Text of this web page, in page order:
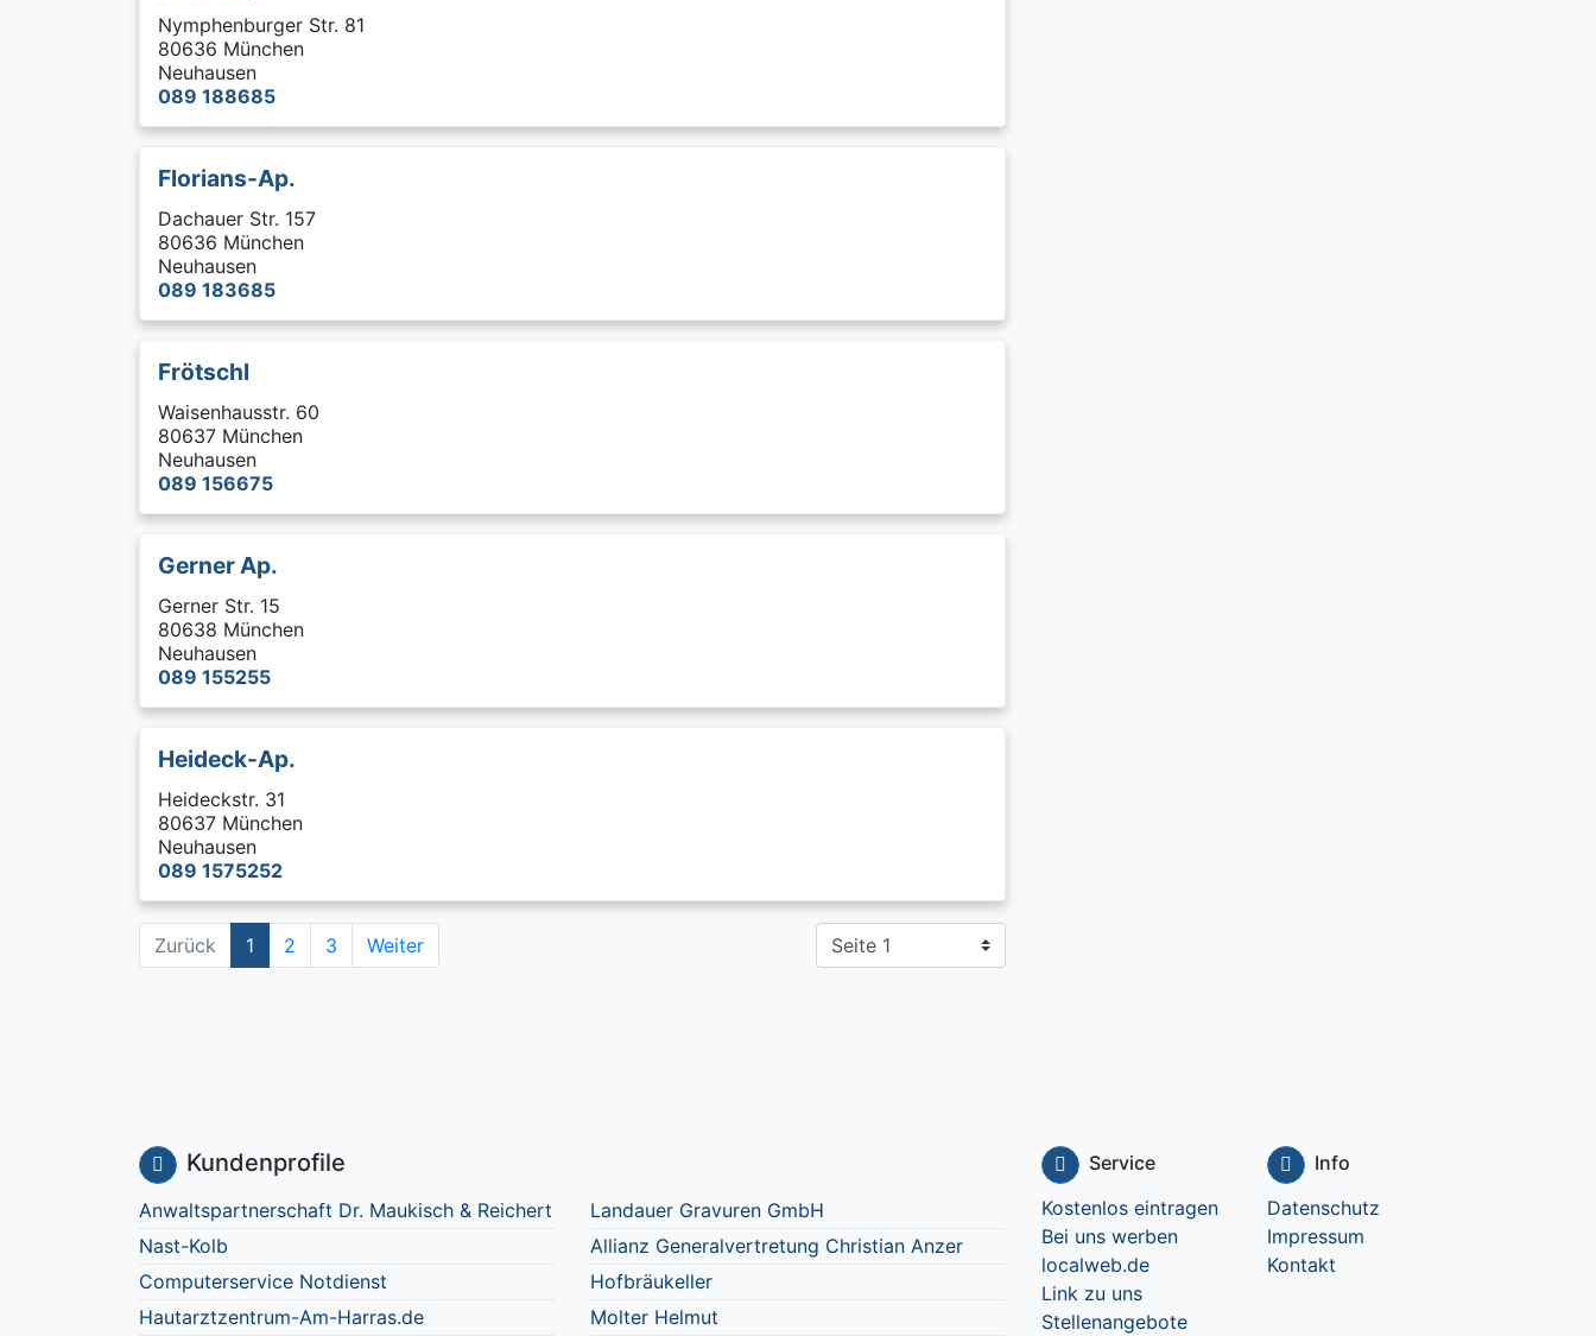
Nymphenburger Str. 81
80636 München
Neuhausen
089 188685
Florians-Ap.
Dachauer Str. 157
80636 München
Neuhausen
089 183685
Frötschl
Waisenhausstr. 60
80637 München
Neuhausen
089 156675
Gerner Ap.
Gerner Str. 15
80638 München
Neuhausen
089 155255
Heideck-Ap.
Heideckstr. 31
80637 München
Neuhausen
089 1575252
Zurück 1 2 3 Weiter
Kundenprofile
Anwaltspartnerschaft Dr. Maukisch & Reichert
Nast-Kolb
Computerservice Notdienst
Hautarztzentrum-Am-Harras.de
Landauer Gravuren GmbH
Allianz Generalvertretung Christian Anzer
Hofbräukeller
Molter Helmut
Service
Kostenlos eintragen
Bei uns werben
localweb.de
Link zu uns
Stellenangebote
Info
Datenschutz
Impressum
Kontakt